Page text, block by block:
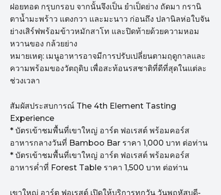
ฝอยทอด กรุบกรอบ จากนั้นจึงเป็น ยำเป็ดย่าง ถัดมา กรานิ
ตาน้ำมะพร้าว แตงกวา และมะนาว ก่อนถึง ปลานิลห่อใบจัน
ย่างเสิร์ฟพร้อมข้าวหมักสาโท และปิดท้ายด้วยความหอม
หวานของ กล้วยย่าง
หมายเหตุ: เมนูอาหารอาจมีการปรับเปลี่ยนตามฤดูกาลและ
ความพร้อมของวัตถุดิบ เพื่อสะท้อนรสชาติที่ดีที่สุดในแต่ละ
ช่วงเวลา
สัมผัสประสบการณ์ The 4th Element Tasting
Experience
* บัตรเข้าชมพื้นที่เขาใหญ่ อาร์ต ฟอเรสต์ พร้อมคอร์ส
อาหารกลางวันที่ Bamboo Bar ราคา 1,000 บาท ต่อท่าน
* บัตรเข้าชมพื้นที่เขาใหญ่ อาร์ต ฟอเรสต์ พร้อมคอร์ส
อาหารค่ำที่ Forest Table ราคา 1,500 บาท ต่อท่าน
เขาใหญ่ อาร์ต ฟอเรสต์ เปิดให้บริการทุกวัน วันพฤหัสบดี-